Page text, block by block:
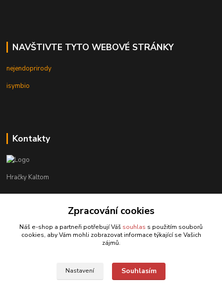
NAVŠTIVTE TYTO WEBOVÉ STRÁNKY
nejendoprirody
isymbio
Kontakty
Hračky Kaltom
+420 777 538 008
hrackykaltom@gmail.com
Zpracování cookies
Náš e-shop a partneři potřebují Váš souhlas s použitím souborů
cookies, aby Vám mohli zobrazovat informace týkající se Vašich
zájmů.
Nastavení Souhlasím